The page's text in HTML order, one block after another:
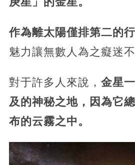
作為離太陽僅排第二的行
魅力讓無數人為之癡迷不
對于許多人來說， 金星
及的神秘之地，因為它
布的云霧之中。